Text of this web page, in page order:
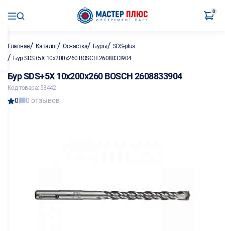
0
Главная/ Каталог/Оснастка/ Буры/ SDS-plus
/ Бур SDS+5X 10х200х260 BOSCH 2608833904
Бур SDS+5X 10х200х260 BOSCH 2608833904
Код товара: 53442
0 0 отзывов